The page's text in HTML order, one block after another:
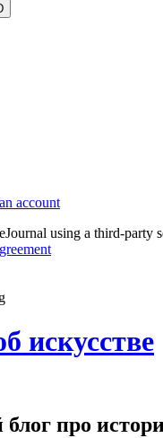
account
using a third-party
искусстве
про